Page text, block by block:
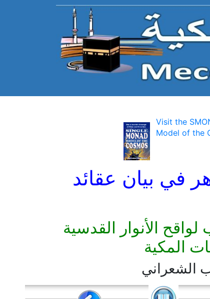
Visit the
Model of the
في بيان عقائد
الأنوار القدسية
المكية
الشعراني